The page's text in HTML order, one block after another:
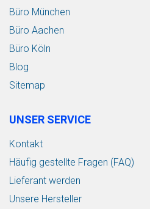
Büro München
Büro Aachen
Büro Köln
Blog
Sitemap
UNSER SERVICE
Kontakt
Häufig gestellte Fragen (FAQ)
Lieferant werden
Unsere Hersteller